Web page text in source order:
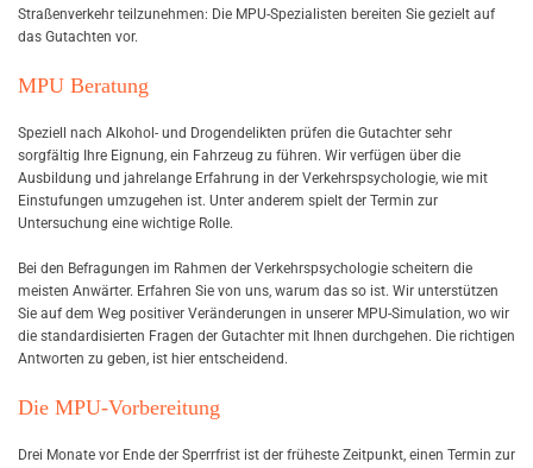
Straßenverkehr teilzunehmen: Die MPU-Spezialisten bereiten Sie gezielt auf
das Gutachten vor.
MPU Beratung
Speziell nach Alkohol- und Drogendelikten prüfen die Gutachter sehr
sorgfältig Ihre Eignung, ein Fahrzeug zu führen. Wir verfügen über die
Ausbildung und jahrelange Erfahrung in der Verkehrspsychologie, wie mit
Einstufungen umzugehen ist. Unter anderem spielt der Termin zur
Untersuchung eine wichtige Rolle.
Bei den Befragungen im Rahmen der Verkehrspsychologie scheitern die
meisten Anwärter. Erfahren Sie von uns, warum das so ist. Wir unterstützen
Sie auf dem Weg positiver Veränderungen in unserer MPU-Simulation, wo wir
die standardisierten Fragen der Gutachter mit Ihnen durchgehen. Die richtigen
Antworten zu geben, ist hier entscheidend.
Die MPU-Vorbereitung
Drei Monate vor Ende der Sperrfrist ist der früheste Zeitpunkt, einen Termin zur